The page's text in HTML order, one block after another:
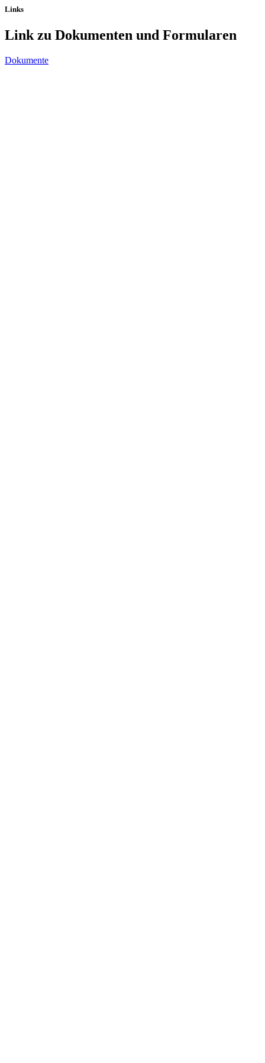
Links
Link zu Dokumenten und Formularen
Dokumente